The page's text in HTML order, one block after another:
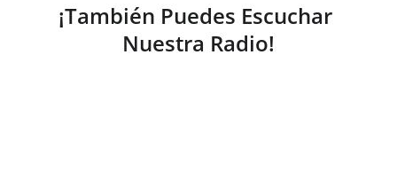
¡También Puedes Escuchar
Nuestra Radio!